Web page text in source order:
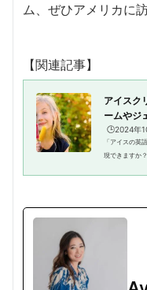
ム、ぜひアメリカに
【関連記事】
アイスク
ームやジ
🕒️2024年
「アイスの英
現できますか